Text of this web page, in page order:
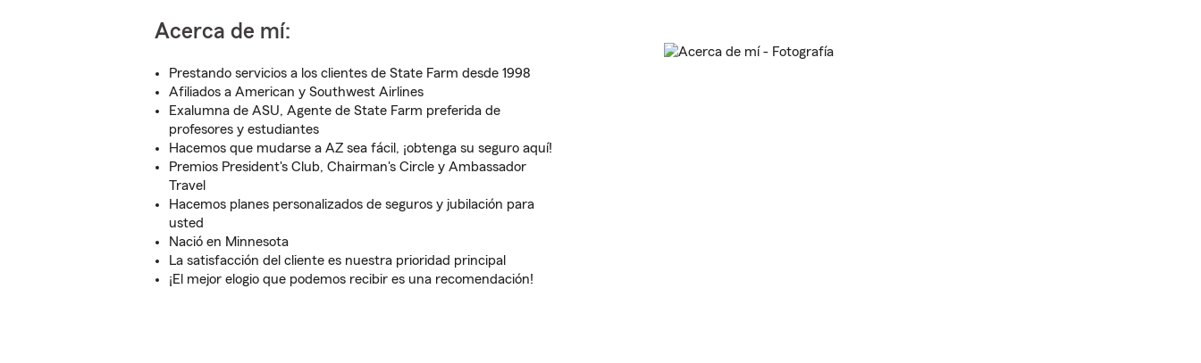
Acerca de mí:
Prestando servicios a los clientes de State Farm desde 1998
Afiliados a American y Southwest Airlines
Exalumna de ASU, Agente de State Farm preferida de
profesores y estudiantes
Hacemos que mudarse a AZ sea fácil, ¡obtenga su seguro aquí!
Premios President's Club, Chairman's Circle y Ambassador
Travel
Hacemos planes personalizados de seguros y jubilación para
usted
Nació en Minnesota
La satisfacción del cliente es nuestra prioridad principal
¡El mejor elogio que podemos recibir es una recomendación!